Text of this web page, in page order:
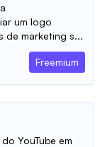
um logo
de marketing s...
Freemium
YouTube em